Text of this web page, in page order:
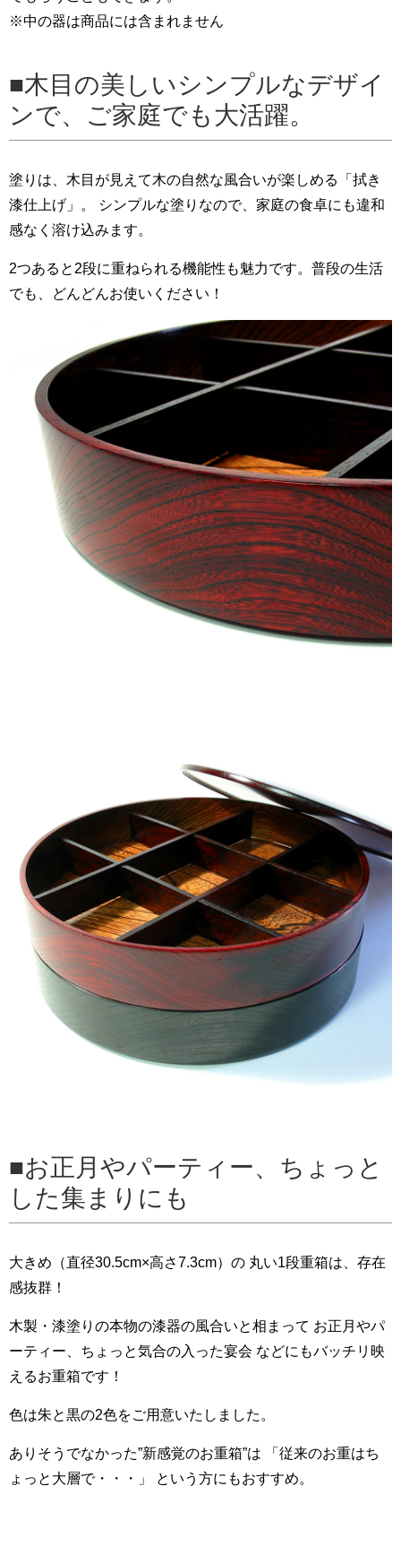
※中の器は商品には含まれません
木目の美しいシンプルなデザイ
ンで、ご家庭でも大活躍。
塗りは、木目が見えて木の自然な風合いが楽しめる「拭き
漆仕上げ」。 シンプルな塗りなので、家庭の食卓にも違和
感なく溶け込みます。
2つあると2段に重ねられる機能性も魅力です。普段の生活
でも、どんどんお使いください！
お正月やパーティー、ちょっと
した集まりにも
大きめ（直径30.5cm×高さ7.3cm）の 丸い1段重箱は、存在
感抜群！
木製・漆塗りの本物の漆器の風合いと相まって お正月やパ
ーティー、ちょっと気合の入った宴会 などにもバッチリ映
えるお重箱です！
色は朱と黒の2色をご用意いたしました。
ありそうでなかった”新感覚のお重箱”は 「従来のお重はち
ょっと大層で・・・」 という方にもおすすめ。